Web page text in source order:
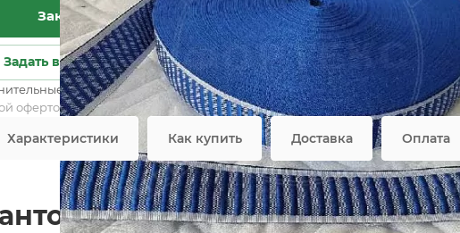
Заказать
Задать вопрос
опции
офертой
Характеристики
Категория—
Лента
Состав—
80% п/э,
Цвет рисунка —
Все характеристики
Характеристики Как купить Доставка Оплата
цветная AД-УТ 3.5